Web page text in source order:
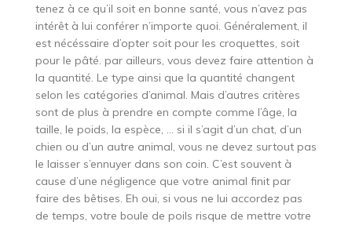
tenez à ce qu’il soit en bonne santé, vous n’avez pas
intérêt à lui conférer n’importe quoi. Généralement, il
est nécéssaire d’opter soit pour les croquettes, soit
pour le pâté. par ailleurs, vous devez faire attention à
la quantité. Le type ainsi que la quantité changent
selon les catégories d’animal. Mais d’autres critères
sont de plus à prendre en compte comme l’âge, la
taille, le poids, la espèce, … si il s’agit d’un chat, d’un
chien ou d’un autre animal, vous ne devez surtout pas
le laisser s’ennuyer dans son coin. C’est souvent à
cause d’une négligence que votre animal finit par
faire des bêtises. Eh oui, si vous ne lui accordez pas
de temps, votre boule de poils risque de mettre votre